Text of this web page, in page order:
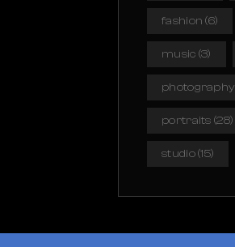
fashion (6)
music (3)
photography
portraits (28)
studio(15)